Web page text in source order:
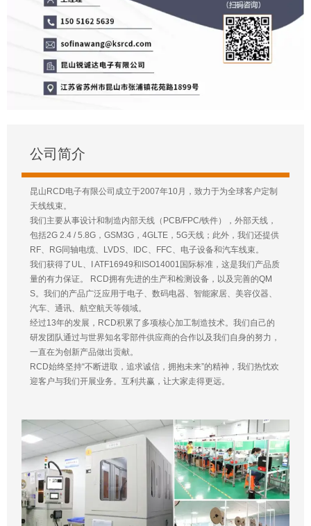
公司简介
昆山RCD电子有限公司成立于2007年10月，致力于为全球客户定制
天线线束。
我们主要从事设计和制造内部天线（PCB/FPC/铁件），外部天线，
包括2G 2.4 / 5.8G，GSM3G，4GLTE，5G天线；此外，我们还提供
RF、RG同轴电缆、LVDS、IDC、FFC、电子设备和汽车线束。
我们获得了UL、I ATF16949和ISO14001国际标准，这是我们产品质
量的有力保证。 RCD拥有先进的生产和检测设备，以及完善的QM
S。我们的产品广泛应用于电子、数码电器、智能家居、美容仪器、
汽车、通讯、航空航天等领域。
经过13年的发展，RCD积累了多项核心加工制造技术。我们自己的
研发团队通过与世界知名零部件供应商的合作以及我们自身的努力，
一直在为创新产品做出贡献。
RCD始终坚持“不断进取，追求诚信，拥抱未来”的精神，我们热忱欢
迎客户与我们开展业务。互利共赢，让大家走得更远。